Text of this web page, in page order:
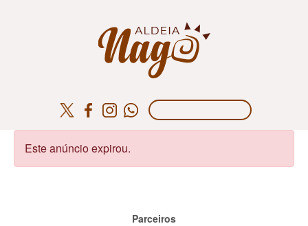
Este anúncio expirou.
Parceiros